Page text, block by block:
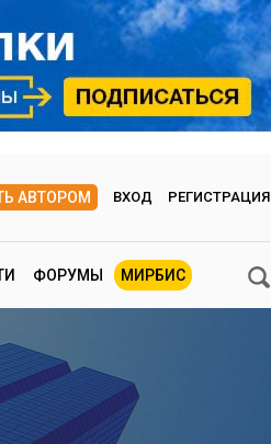
АВТОРОМ ВХОД РЕГИСТРАЦИЯ
ФОРУМЫ МИРБИС